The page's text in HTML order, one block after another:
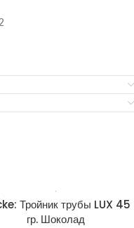
Тройник трубы LUX 45
гр. Шоколад